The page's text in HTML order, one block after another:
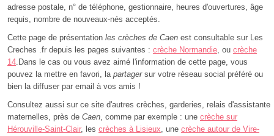
adresse postale, n° de téléphone, gestionnaire, heures d'ouvertures, âge
requis, nombre de nouveaux-nés acceptés.
Cette page de présentation les crèches de Caen est consultable sur Les
Creches .fr depuis les pages suivantes : crèche Normandie, ou crèche
14.Dans le cas ou vous avez aimé l'information de cette page, vous
pouvez la mettre en favori, la partagersur votre réseau social préféré ou
bien la diffuser par email à vos amis !
Consultez aussi sur ce site d'autres crèches, garderies, relais d'assistante
maternelles, près de Caen, comme par exemple : une crèche sur
Hérouville-Saint-Clair, les crèches à Lisieux, une crèche autour de Vire-